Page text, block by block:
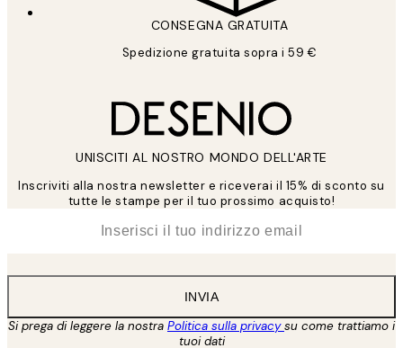
CONSEGNA GRATUITA
Spedizione gratuita sopra i 59 €
UNISCITI AL NOSTRO MONDO DELL'ARTE
Inscriviti alla nostra newsletter e riceverai il 15% di sconto su
tutte le stampe per il tuo prossimo acquisto!
INVIA
Si prega di leggere la nostra Politica sulla privacysu come trattiamo i
tuoi dati